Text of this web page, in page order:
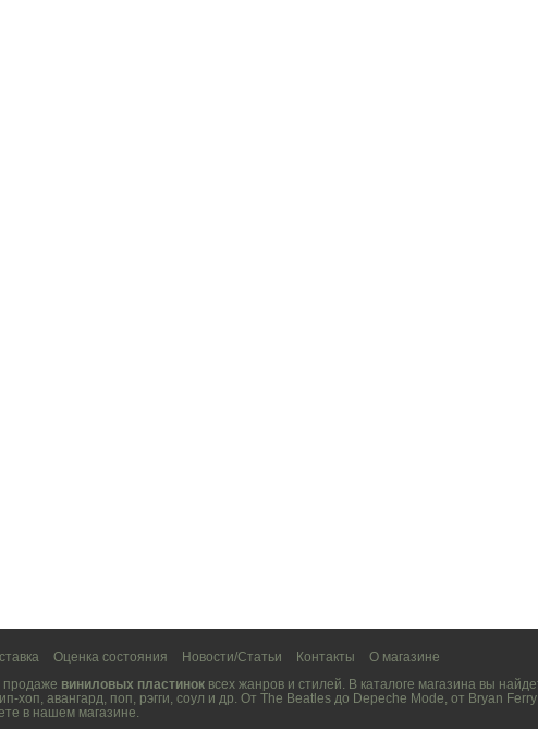
Оценка состояния Новости/Статьи Контакты
О магазине
продаже виниловых пластинок всех жанров и стилей. В каталоге магазина вы
хоп, авангард, поп, рэгги, соул и др. От The Beatles до Depeche Mode, от Bryan Ferry
в нашем магазине.